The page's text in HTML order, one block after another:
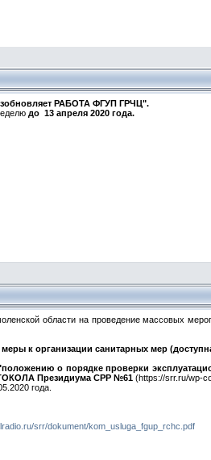
РАБОТА ФГУП ГРЧЦ".
до 13 апреля 2020 года.
области на проведение массовых
к организации санитарных мер
о порядке проверки
Президиума СРР №61 (https://srr.ru/wp-
года.
srr/dokument/kom_usluga_fgup_rchc.pdf